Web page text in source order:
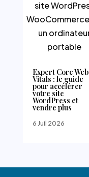
Expert Core Web
Vitals : le guide
pour accélérer
votre site
WordPress et
vendre plus
6 Juil 2026